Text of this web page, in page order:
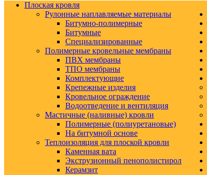
Плоская кровля
Рулонные наплавляемые материалы
Битумно-полимерные
Битумные
Специализированные
Полимерные кровельные мембраны
ПВХ мембраны
ТПО мембраны
Комплектующие
Крепежные изделия
Кровельное ограждение
Водоотведение и вентиляция
Мастичные (наливные) кровли
Полимерные (полиуретановые)
На битумной основе
Теплоизоляция для плоской кровли
Каменная вата
Экструзионный пенополистирол
Керамзит